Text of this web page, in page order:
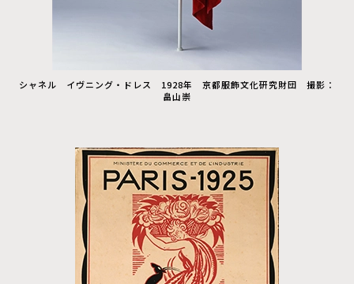
シャネル イヴニング・ドレス 1928年 京都服飾文化研究財団 撮影：
畠山崇